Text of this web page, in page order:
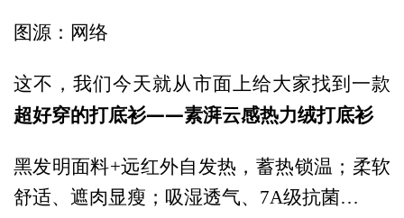
图源：网络
这不，我们今天就从市面上给大家找到一款
超好穿的打底衫——素湃云感热力绒打底衫
黑发明面料+远红外自发热，蓄热锁温；柔软
舒适、遮肉显瘦；吸湿透气、7A级抗菌…